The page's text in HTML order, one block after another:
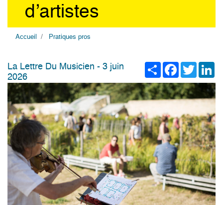
d’artistes
Accueil Pratiques pros
ShareFacebook
Twitter
La Lettre Du Musicien - 3 juin
2026